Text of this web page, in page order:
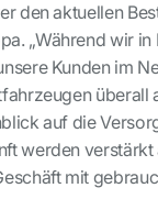
den aktuellen
„Während wir
Kunden im
überall
auf die
werden
mit